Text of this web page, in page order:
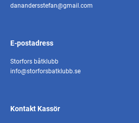
danandersstefan@gmail.com
E-postadress
Storfors båtklubb
info@storforsbatklubb.se
Kontakt Kassör